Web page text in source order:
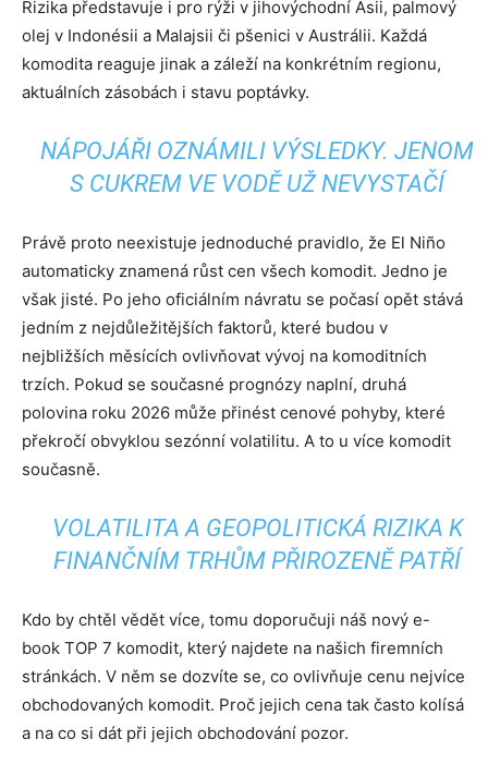
Rizika představuje i pro rýži v jihovýchodní Asii, palmový
olej v Indonésii a Malajsii či pšenici v Austrálii. Každá
komodita reaguje jinak a záleží na konkrétním regionu,
aktuálních zásobách i stavu poptávky.
NÁPOJÁŘI OZNÁMILI VÝSLEDKY. JENOM
S CUKREM VE VODĚ UŽ NEVYSTAČÍ
Právě proto neexistuje jednoduché pravidlo, že El Niño
automaticky znamená růst cen všech komodit. Jedno je
však jisté. Po jeho oficiálním návratu se počasí opět stává
jedním z nejdůležitějších faktorů, které budou v
nejbližších měsících ovlivňovat vývoj na komoditních
trzích. Pokud se současné prognózy naplní, druhá
polovina roku 2026 může přinést cenové pohyby, které
překročí obvyklou sezónní volatilitu. A to u více komodit
současně.
VOLATILITA A GEOPOLITICKÁ RIZIKA K
FINANČNÍM TRHŮM PŘIROZENĚ PATŘÍ
Kdo by chtěl vědět více, tomu doporučuji náš nový e-
book TOP 7 komodit, který najdete na našich firemních
stránkách. V něm se dozvíte se, co ovlivňuje cenu nejvíce
obchodovaných komodit. Proč jejich cena tak často kolísá
a na co si dát při jejich obchodování pozor.